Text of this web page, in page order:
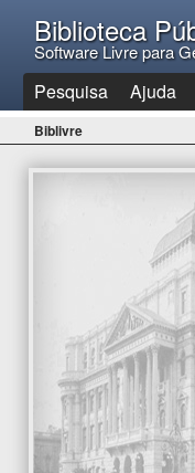
Biblioteca
Software Livre para
Pesquisa Ajuda
Biblivre